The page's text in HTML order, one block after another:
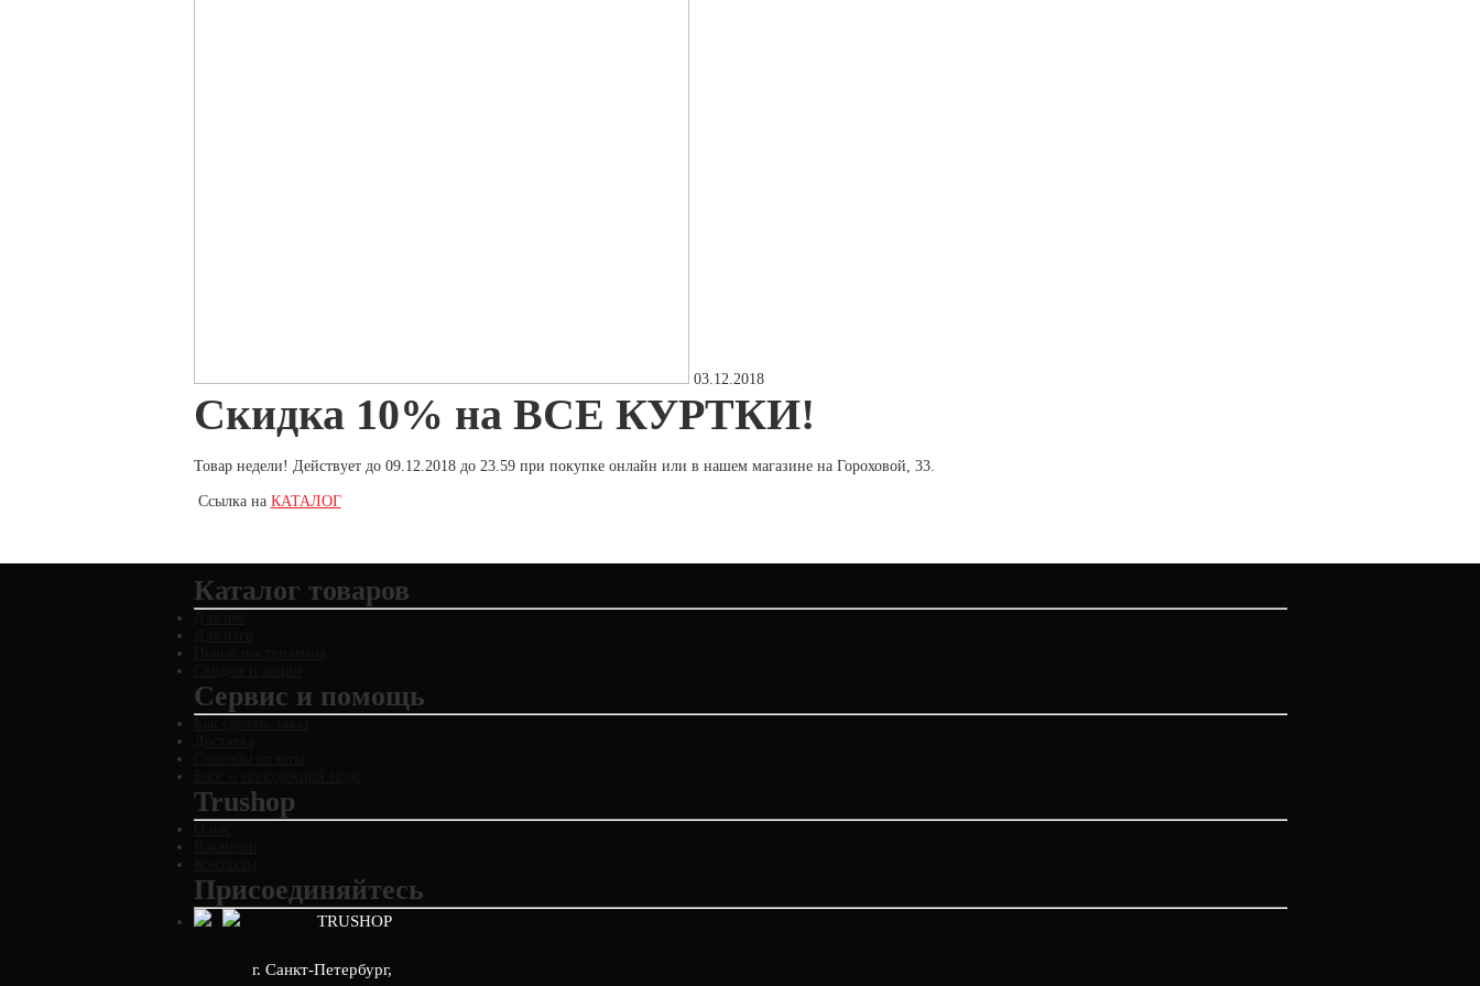
03.12.2018
Скидка 10% на ВСЕ КУРТКИ!
Товар недели! Действует до 09.12.2018 до 23.59 при покупке онлайн или в нашем магазине на Гороховой, 33.
Ссылка на КАТАЛОГ
Каталог товаров
Сервис и помощь
Trushop
Присоединяйтесь
TRUSHOP
г. Санкт-Петербург,